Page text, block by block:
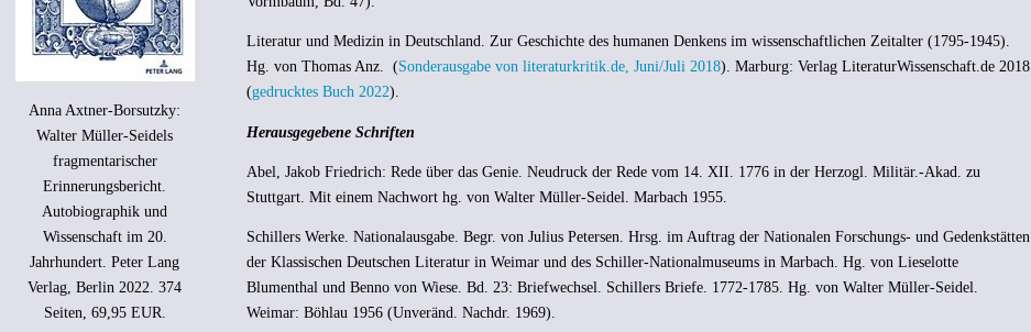
Anna Axtner-Borsutzky:
Walter Müller-Seidels
fragmentarischer
Erinnerungsbericht.
Autobiographik und
Wissenschaft im 20.
Jahrhundert. Peter Lang
Verlag, Berlin 2022. 374
Seiten, 69,95 EUR.
Literatur und Medizin in Deutschland. Zur Geschichte des humanen Denkens im wissenschaftlichen Zeitalter (1795-1945).
Hg. von Thomas Anz. (Sonderausgabe von literaturkritik.de, Juni/Juli 2018). Marburg: Verlag LiteraturWissenschaft.de 2018
(gedrucktes Buch 2022).
Herausgegebene Schriften
Abel, Jakob Friedrich: Rede über das Genie. Neudruck der Rede vom 14. XII. 1776 in der Herzogl. Militär.-Akad. zu
Stuttgart. Mit einem Nachwort hg. von Walter Müller-Seidel. Marbach 1955.
Schillers Werke. Nationalausgabe. Begr. von Julius Petersen. Hrsg. im Auftrag der Nationalen Forschungs- und Gedenkstätten
der Klassischen Deutschen Literatur in Weimar und des Schiller-Nationalmuseums in Marbach. Hg. von Lieselotte
Blumenthal und Benno von Wiese. Bd. 23: Briefwechsel. Schillers Briefe. 1772-1785. Hg. von Walter Müller-Seidel.
Weimar: Böhlau 1956 (Unveränd. Nachdr. 1969).